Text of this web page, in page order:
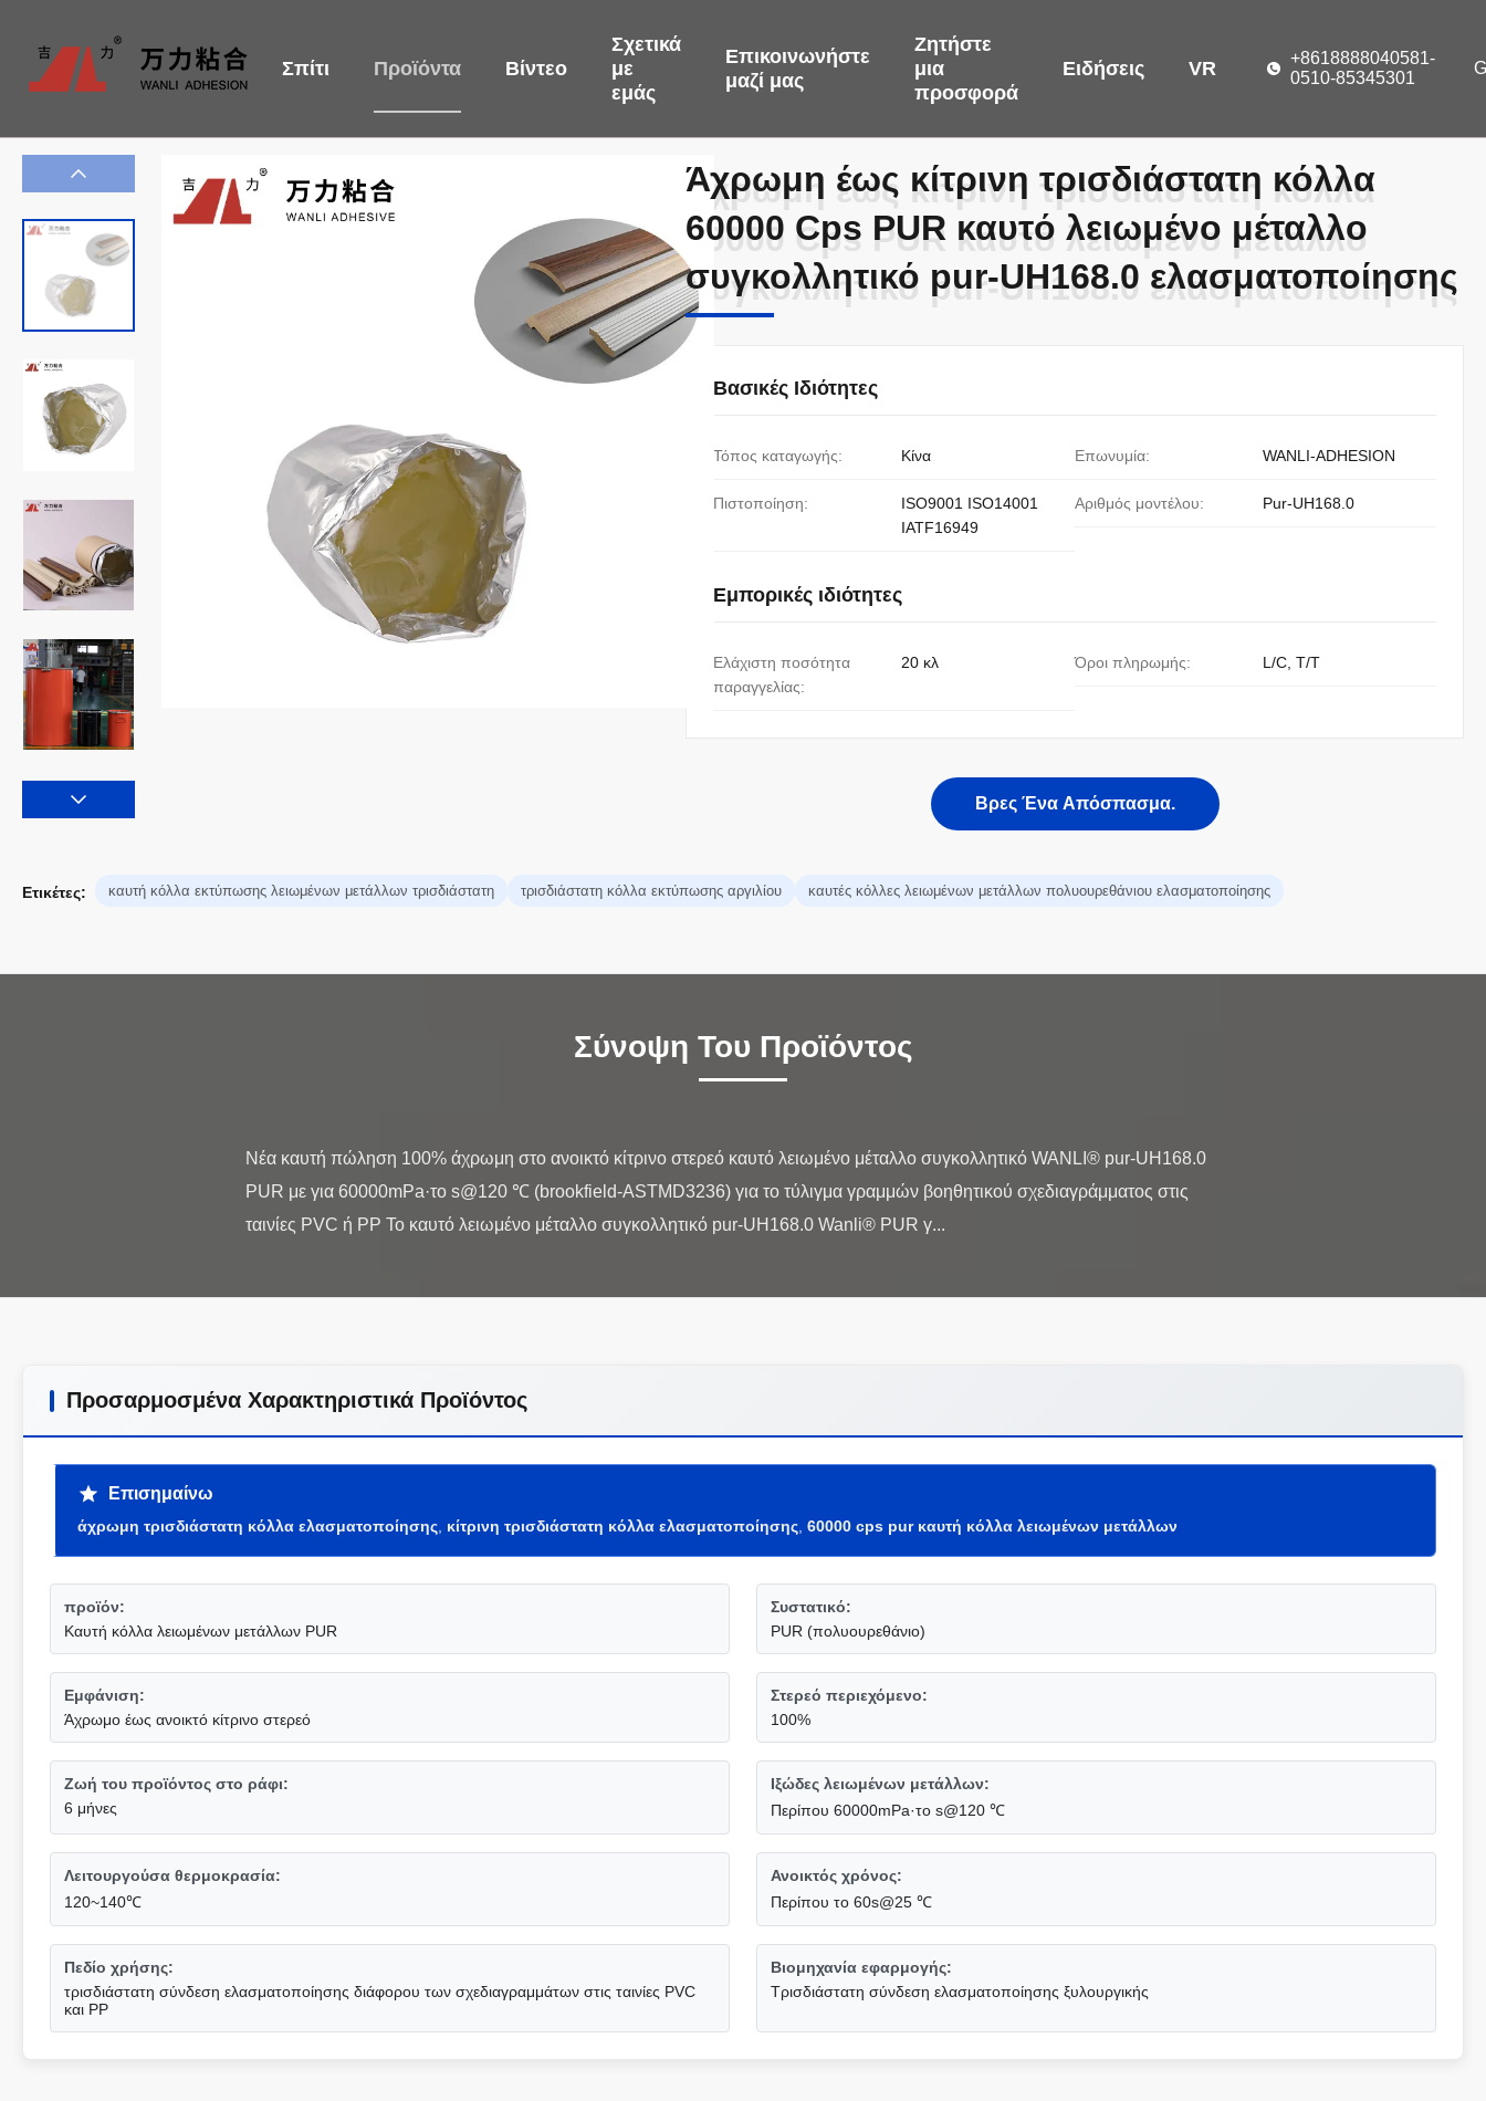
Σπίτι Προϊόντα Βίντεο
Σχετικά
με
εμάς
Επικοινωνήστε
μαζί μας
Ζητήστε
μια
προσφορά
Ειδήσεις VR
+8618888040581-
0510-85345301
Άχρωμη έως κίτρινη τρισδιάστατη κόλλα
60000 Cps PUR καυτό λειωμένο μέταλλο
συγκολλητικό pur-UH168.0 ελασματοποίησης
Άχρωμη έως κίτρινη τρισδιάστατη κόλλα
60000 Cps PUR καυτό λειωμένο μέταλλο
συγκολλητικό pur-UH168.0 ελασματοποίησης
Βασικές Ιδιότητες
Τόπος καταγωγής: Κίνα Επωνυμία: WANLI-ADHESION
Πιστοποίηση:
ISO9001 ISO14001
IATF16949
Αριθμός μοντέλου: Pur-UH168.0
Εμπορικές ιδιότητες
Ελάχιστη ποσότητα
παραγγελίας:
20 κλ Όροι πληρωμής: L/C, T/T
Βρες Ένα Απόσπασμα.
Ετικέτες: καυτή κόλλα εκτύπωσης λειωμένων μετάλλων τρισδιάστατη τρισδιάστατη κόλλα εκτύπωσης αργιλίου καυτές κόλλες λειωμένων μετάλλων πολυουρεθάνιου ελασματοποίησης
Σύνοψη Του Προϊόντος
Νέα καυτή πώληση 100% άχρωμη στο ανοικτό κίτρινο στερεό καυτό λειωμένο μέταλλο συγκολλητικό WANLI® pur-UH168.0
PUR με για 60000mPa·το s@120 ℃ (brookfield-ASTMD3236) για το τύλιγμα γραμμών βοηθητικού σχεδιαγράμματος στις
Προσαρμοσμένα Χαρακτηριστικά Προϊόντος
Επισημαίνω
άχρωμη τρισδιάστατη κόλλα ελασματοποίησης κίτρινη τρισδιάστατη κόλλα ελασματοποίησης 60000 cps pur καυτή κόλλα λειωμένων μετάλλων
προϊόν:
Καυτή κόλλα λειωμένων μετάλλων PUR
Συστατικό:
PUR (πολυουρεθάνιο)
Εμφάνιση:
Άχρωμο έως ανοικτό κίτρινο στερεό
Στερεό περιεχόμενο:
100%
Ζωή του προϊόντος στο ράφι:
6 μήνες
Ιξώδες λειωμένων μετάλλων:
Περίπου 60000mPa·το s@120 ℃
Λειτουργούσα θερμοκρασία:
120~140℃
Ανοικτός χρόνος:
Περίπου το 60s@25 ℃
Πεδίο χρήσης:
τρισδιάστατη σύνδεση ελασματοποίησης διάφορου των σχεδιαγραμμάτων στις ταινίες PVC
και PP
Βιομηχανία εφαρμογής:
Τρισδιάστατη σύνδεση ελασματοποίησης ξυλουργικής